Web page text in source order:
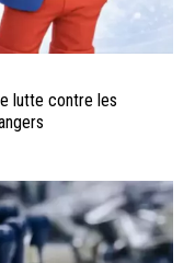
lutte contre les